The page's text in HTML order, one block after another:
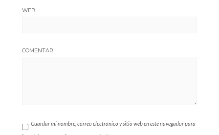
WEB
COMENTAR
Guardar mi nombre, correo electrónico y sitio web en este navegador para